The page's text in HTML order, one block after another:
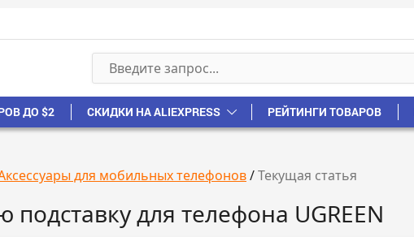
ДО $2 СКИДКИ НА ALIEXPRESS РЕЙТИНГИ ТОВАРОВ
для мобильных телефонов/Текущая статья
для телефона UGREEN